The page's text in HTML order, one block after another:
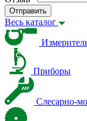
Отправить
Весь каталог
Приборы
Слесарно-